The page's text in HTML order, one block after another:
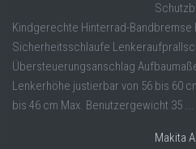
Kindgerechte Hinterrad-Bandbremse
Sicherheitsschlaufe
Übersteuerungsanschlag
Lenkerhöhe justierbar von 56 bis 60
bis 46 cm Max. Benutzergewicht 35 ...
Makita